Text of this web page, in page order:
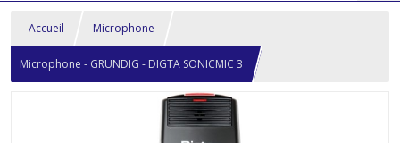
Accueil Microphone
Microphone - GRUNDIG - DIGTA SONICMIC 3